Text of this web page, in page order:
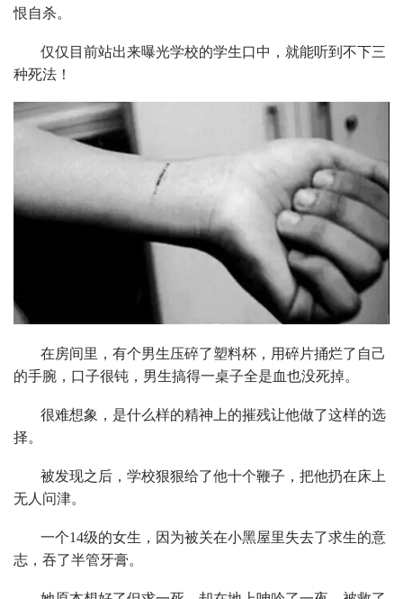
恨自杀。
仅仅目前站出来曝光学校的学生口中，就能听到不下三
种死法！
在房间里，有个男生压碎了塑料杯，用碎片捅烂了自己
的手腕，口子很钝，男生搞得一桌子全是血也没死掉。
很难想象，是什么样的精神上的摧残让他做了这样的选
择。
被发现之后，学校狠狠给了他十个鞭子，把他扔在床上
无人问津。
一个14级的女生，因为被关在小黑屋里失去了求生的意
志，吞了半管牙膏。